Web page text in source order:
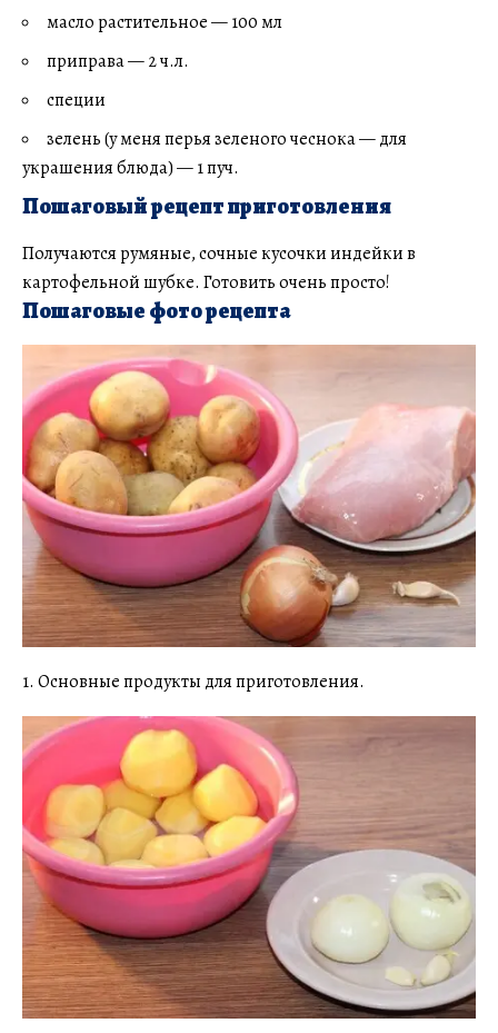
масло растительное — 100 мл
приправа — 2 ч.л.
специи
зелень (у меня перья зеленого чеснока — для
украшения блюда) — 1 пуч.
Пошаговый рецепт приготовления
Получаются румяные, сочные кусочки индейки в
картофельной шубке. Готовить очень просто!
Пошаговые фото рецепта
1. Основные продукты для приготовления.